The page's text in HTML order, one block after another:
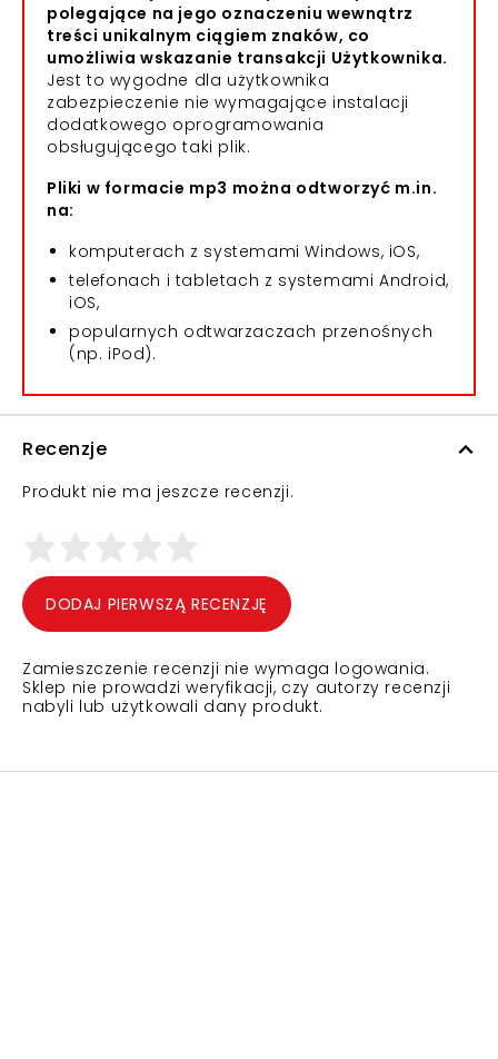
polegające na jego oznaczeniu wewnątrz
treści unikalnym ciągiem znaków, co
umożliwia wskazanie transakcji Użytkownika.
Jest to wygodne dla użytkownika
zabezpieczenie nie wymagające instalacji
dodatkowego oprogramowania
obsługującego taki plik.
Pliki w formacie mp3 można odtworzyć m.in.
na:
komputerach z systemami Windows, iOS,
telefonach i tabletach z systemami Android,
iOS,
popularnych odtwarzaczach przenośnych
(np. iPod).
Recenzje
Produkt nie ma jeszcze recenzji.
DODAJ PIERWSZĄ RECENZJĘ
Zamieszczenie recenzji nie wymaga logowania.
Sklep nie prowadzi weryfikacji, czy autorzy recenzji
nabyli lub użytkowali dany produkt.